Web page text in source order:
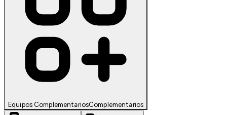
Equipos ComplementariosComplementarios